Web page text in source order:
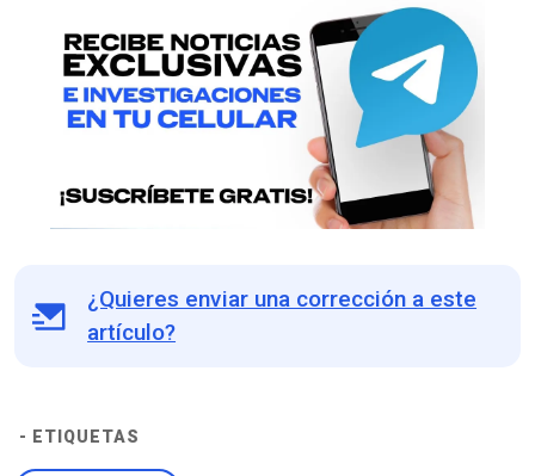
¿Quieres enviar una corrección a este
artículo?
- ETIQUETAS